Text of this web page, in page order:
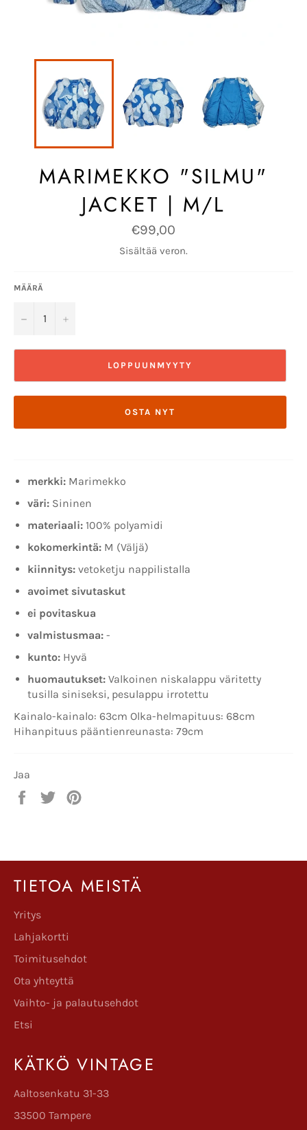
MARIMEKKO "SILMU"
JACKET | M/L
Normaalihinta
€99,00
Sisältää veron.
MÄÄRÄ
− +
LOPPUUNMYYTY
OSTA NYT
merkki: Marimekko
väri: Sininen
materiaali: 100% polyamidi
kokomerkintä: M (Väljä)
kiinnitys: vetoketju nappilistalla
avoimet sivutaskut
ei povitaskua
valmistusmaa: -
kunto: Hyvä
huomautukset: Valkoinen niskalappu väritetty
tusilla siniseksi, pesulappu irrotettu
Kainalo-kainalo: 63cm Olka-helmapituus: 68cm
Hihanpituus pääntienreunasta: 79cm
Jaa
Jaa
Twiittaa
TIETOA MEISTÄ
Yritys
Lahjakortti
Toimitusehdot
Ota yhteyttä
Vaihto- ja palautusehdot
Etsi
KÄTKÖ VINTAGE
Aaltosenkatu 31-33
33500 Tampere